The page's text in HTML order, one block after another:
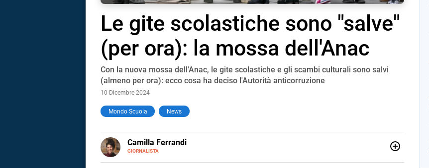
Le gite scolastiche sono "salve"
(per ora): la mossa dell'Anac
Con la nuova mossa dell'Anac, le gite scolastiche e gli scambi culturali sono salvi
(almeno per ora): ecco cosa ha deciso l'Autorità anticorruzione
10 Dicembre 2024
Mondo Scuola News
Camilla Ferrandi
GIORNALISTA
E-
MAIL
LINKEDIN